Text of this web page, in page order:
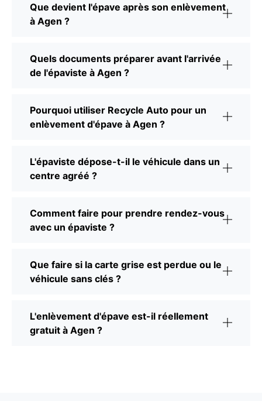
Que devient l'épave après son enlèvement
à Agen ?
Quels documents préparer avant l'arrivée
de l'épaviste à Agen ?
Pourquoi utiliser Recycle Auto pour un
enlèvement d'épave à Agen ?
L'épaviste dépose-t-il le véhicule dans un
centre agréé ?
Comment faire pour prendre rendez-vous
avec un épaviste ?
Que faire si la carte grise est perdue ou le
véhicule sans clés ?
L'enlèvement d'épave est-il réellement
gratuit à Agen ?